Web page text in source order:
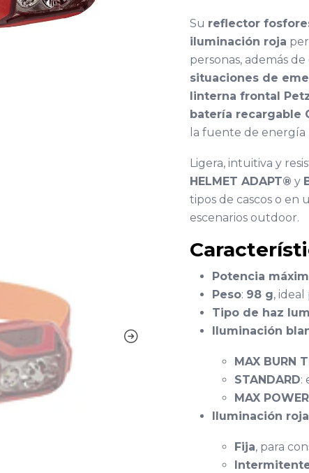
Su reflector
iluminación roja
personas, además
situaciones de
linterna frontal
batería recargable
la fuente de energía
Ligera, intuitiva y
HELMET ADAPT® y
tipos de cascos o en
escenarios outdoor.
Potencia
Peso: 98 g, ideal
Tipo de haz
Iluminación
MAX BURN
STANDARD:
MAX POWER
Iluminación roja
Fija, para